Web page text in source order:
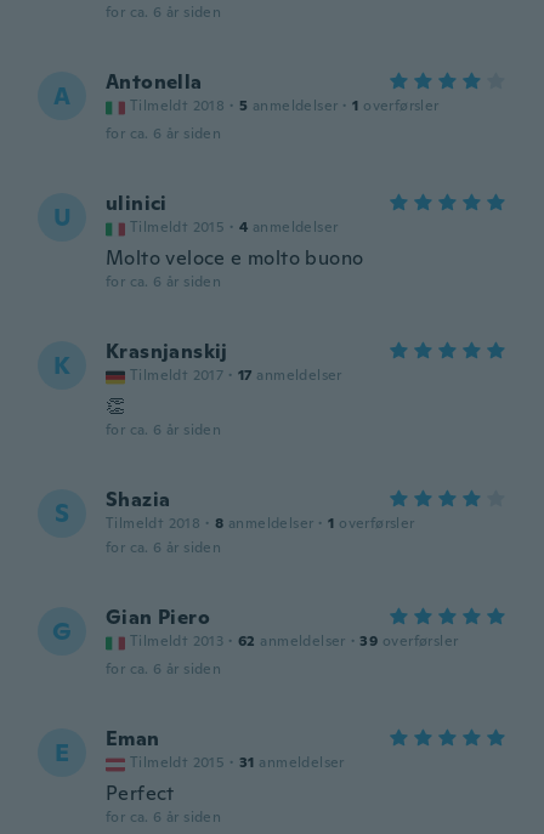
for ca. 6 år siden
A Antonella
Tilmeldt 2018 · 5 anmeldelser · 1 overførsler
for ca. 6 år siden
U ulinici
Tilmeldt 2015 · 4 anmeldelser
Molto veloce e molto buono
for ca. 6 år siden
K Krasnjanskij
Tilmeldt 2017 · 17 anmeldelser
👏
for ca. 6 år siden
S Shazia
Tilmeldt 2018 · 8 anmeldelser · 1 overførsler
for ca. 6 år siden
G Gian Piero
Tilmeldt 2013 · 62 anmeldelser · 39 overførsler
for ca. 6 år siden
E Eman
Tilmeldt 2015 · 31 anmeldelser
Perfect
for ca. 6 år siden